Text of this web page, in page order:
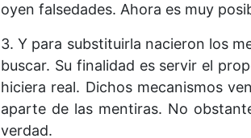
oyen falsedades. Ahora es muy
3. Y para substituirla nacieron los
buscar. Su finalidad es servir el
hiciera real. Dichos mecanismos
aparte de las mentiras. No
verdad.